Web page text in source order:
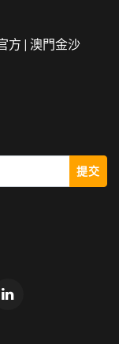
方 | 澳門金沙
提交